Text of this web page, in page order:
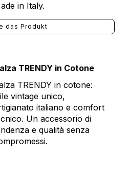
in Italy.
das Produkt
TRENDY in Cotone
TRENDY in cotone:
vintage unico,
italiano e comfort
Un accessorio di
e qualità senza